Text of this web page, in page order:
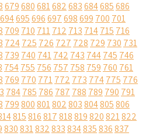
679680681682683684685686
694695696697698699 700 701
709 710 711712 713 714715 716
724725 726 727 728 729 730 731
739 740 741742 743 744745 746
754755 756 757 758 759 760 761
769 770 771772 773 774775 776
784785 786 787 788 789 790 791
799800801802803804805806
815816817818819820821822
830831832833834835836837